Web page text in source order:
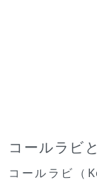
コールラビ
コールラビ（